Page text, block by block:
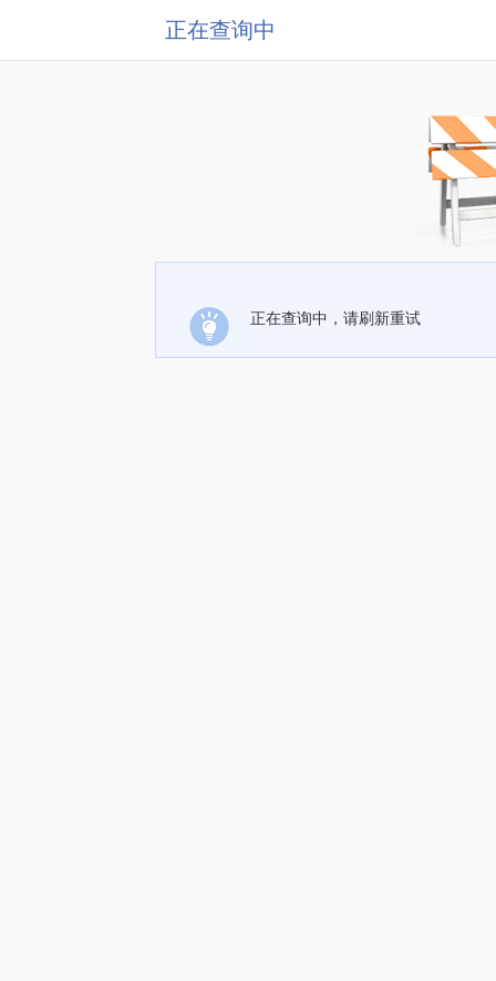
正在查询中
正在查询中，请刷新重试